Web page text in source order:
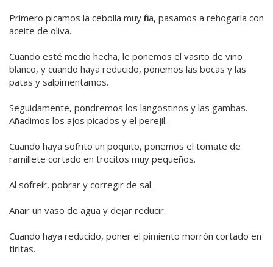
Primero picamos la cebolla muy fina, pasamos a rehogarla con
aceite de oliva.
Cuando esté medio hecha, le ponemos el vasito de vino
blanco, y cuando haya reducido, ponemos las bocas y las
patas y salpimentamos.
Seguidamente, pondremos los langostinos y las gambas.
Añadimos los ajos picados y el perejil.
Cuando haya sofrito un poquito, ponemos el tomate de
ramillete cortado en trocitos muy pequeños.
Al sofreír, pobrar y corregir de sal.
Añair un vaso de agua y dejar reducir.
Cuando haya reducido, poner el pimiento morrón cortado en
tiritas.